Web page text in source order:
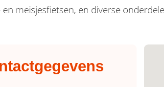
en meisjesfietsen, en diverse